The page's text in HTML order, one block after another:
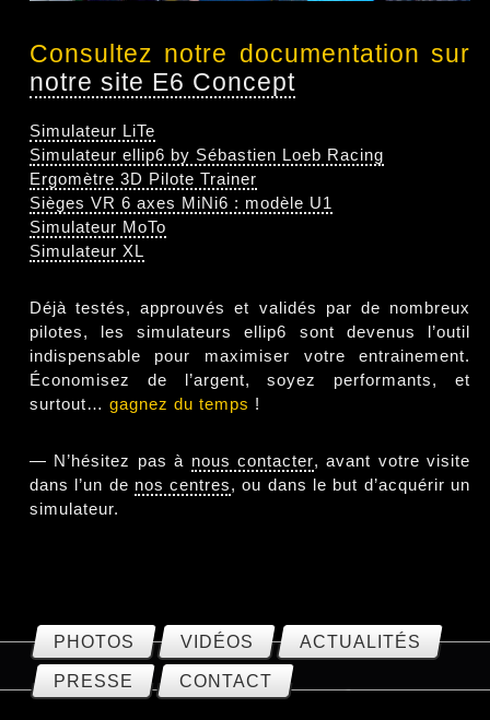
Consultez notre documentation sur
notre site E6 Concept
Simulateur LiTe
Simulateur ellip6 by Sébastien Loeb Racing
Ergomètre 3D Pilote Trainer
Sièges VR 6 axes MiNi6 : modèle U1
Simulateur MoTo
Simulateur XL
Déjà testés, approuvés et validés par de nombreux
pilotes, les simulateurs ellip6 sont devenus l’outil
indispensable pour maximiser votre entrainement.
Économisez de l’argent, soyez performants, et
surtout… gagnez du temps !
— N’hésitez pas à nous contacter, avant votre visite
dans l’un de nos centres, ou dans le but d’acquérir un
simulateur.
PHOTOS VIDÉOS ACTUALITÉS
PRESSE CONTACT